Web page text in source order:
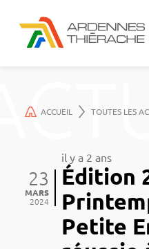
ACCUEIL TOUTES LES
Édition
Petite
il y a 2 ans
23
MARS
2024